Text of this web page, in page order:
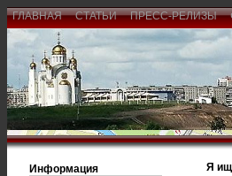
ГЛАВНАЯ СТАТЬИ ПРЕСС-РЕЛИЗЫ
Информация
Я